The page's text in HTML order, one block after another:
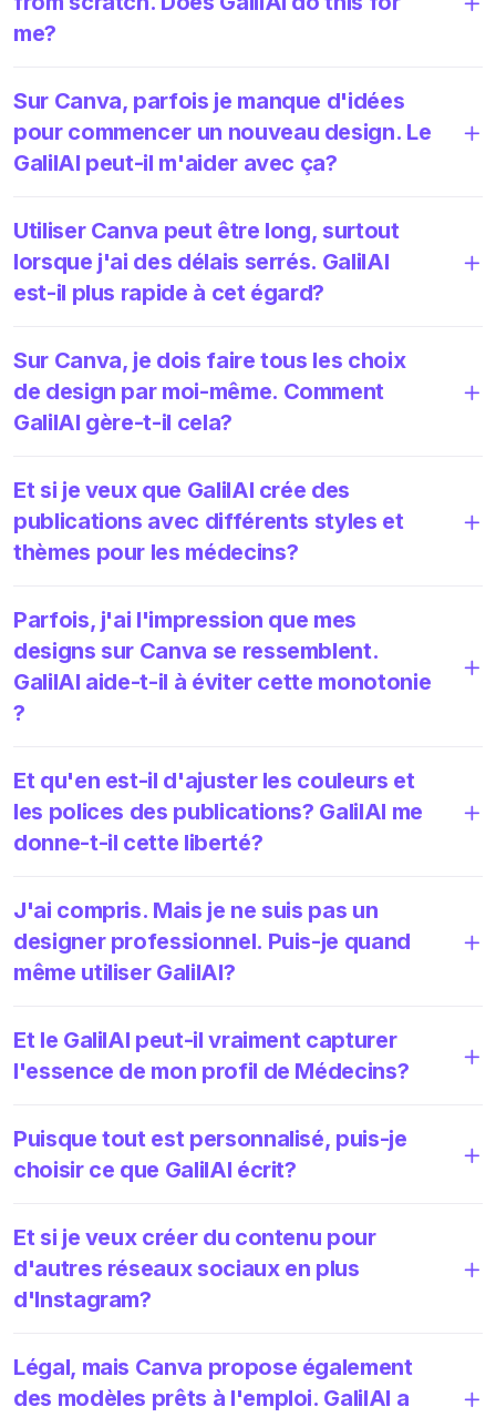
me?
Sur Canva, parfois je manque d'idées
pour commencer un nouveau design. Le
GalilAI peut-il m'aider avec ça?
Utiliser Canva peut être long, surtout
lorsque j'ai des délais serrés. GalilAI
est-il plus rapide à cet égard?
Sur Canva, je dois faire tous les choix
de design par moi-même. Comment
GalilAI gère-t-il cela?
Et si je veux que GalilAI crée des
publications avec différents styles et
thèmes pour les médecins?
Parfois, j'ai l'impression que mes
designs sur Canva se ressemblent.
GalilAI aide-t-il à éviter cette monotonie
?
Et qu'en est-il d'ajuster les couleurs et
les polices des publications? GalilAI me
donne-t-il cette liberté?
J'ai compris. Mais je ne suis pas un
designer professionnel. Puis-je quand
même utiliser GalilAI?
Et le GalilAI peut-il vraiment capturer
l'essence de mon profil de Médecins?
Puisque tout est personnalisé, puis-je
choisir ce que GalilAI écrit?
Et si je veux créer du contenu pour
d'autres réseaux sociaux en plus
d'Instagram?
Légal, mais Canva propose également
des modèles prêts à l'emploi. GalilAI a